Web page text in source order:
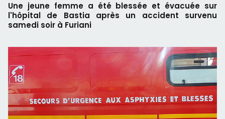
Une jeune femme a été blessée et évacuée sur
l'hôpital de Bastia après un accident survenu
samedi soir à Furiani